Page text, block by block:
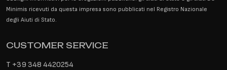
Minimis ricevuti da questa impresa sono pubblicati nel Registro Nazionale
degli Aiuti di Stato.
CUSTOMER SERVICE
T +39 348 4420254